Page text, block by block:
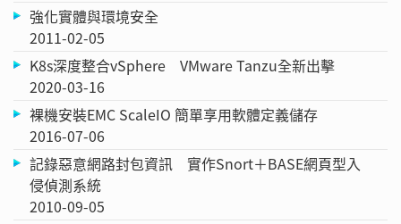
強化實體與環境安全
2011-02-05
K8s深度整合vSphere VMware Tanzu全新出擊
2020-03-16
裸機安裝EMC ScaleIO 簡單享用軟體定義儲存
2016-07-06
記錄惡意網路封包資訊 實作Snort＋BASE網頁型入
侵偵測系統
2010-09-05